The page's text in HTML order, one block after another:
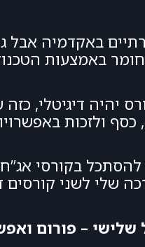
באקדמיה אבל
באמצעות
יהיה דיגיטלי,
כסף ולזכות
שלי לשני
שלישי – פורום